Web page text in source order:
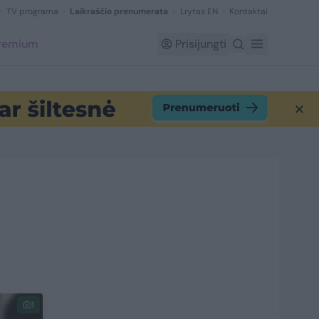
TV programa Laikraščio prenumerata Lrytas EN Kontaktai
Prisijungti
1